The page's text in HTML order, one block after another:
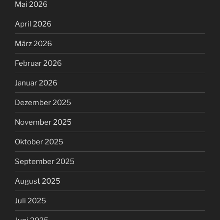
Mai 2026
April 2026
März 2026
Februar 2026
Januar 2026
Dezember 2025
November 2025
Oktober 2025
September 2025
August 2025
Juli 2025